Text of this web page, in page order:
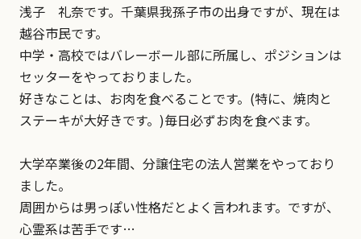
浅子 礼奈です。千葉県我孫子市の出身ですが、現在は
越谷市民です。
中学・高校ではバレーボール部に所属し、ポジションは
セッターをやっておりました。
好きなことは、お肉を食べることです。(特に、焼肉と
ステーキが大好きです。)毎日必ずお肉を食べます。
大学卒業後の2年間、分譲住宅の法人営業をやっており
ました。
周囲からは男っぽい性格だとよく言われます。ですが、
心霊系は苦手です…